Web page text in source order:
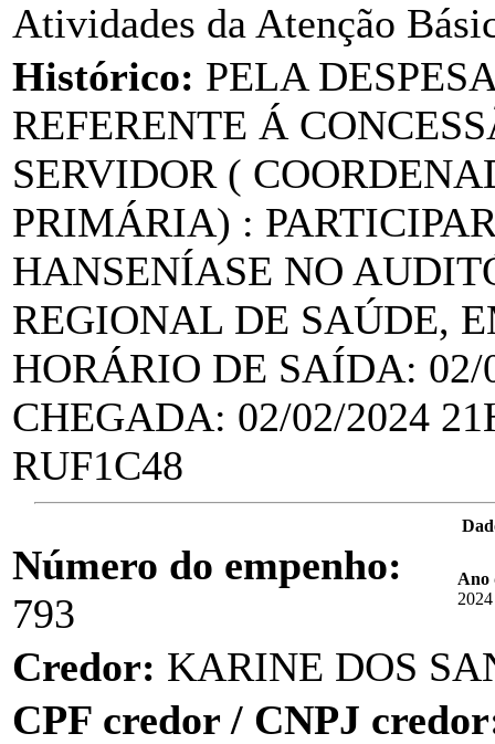
Atividades da Atenção
Histórico: PELA
REFERENTE Á
SERVIDOR (
PRIMÁRIA) :
HANSENÍASE NO
REGIONAL DE SAÚDE,
HORÁRIO DE SAÍDA: 02/
CHEGADA: 02/02/2024
RUF1C48
Número do empenho:
793
Ano
2024
Credor: KARINE DOS
CPF credor / CNPJ